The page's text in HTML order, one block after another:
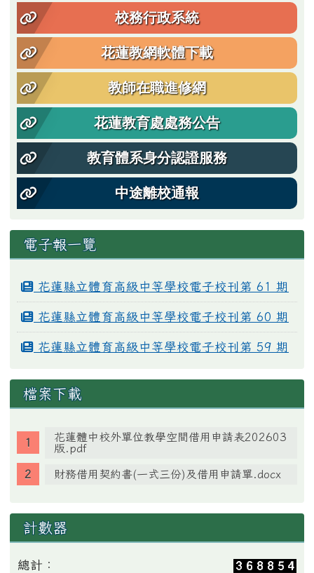
校務行政系統
花蓮教網軟體下載
教師在職進修網
花蓮教育處處務公告
教育體系身分認證服務
中途離校通報
電子報一覽
花蓮縣立體育高級中等學校電子校刊第 61 期
花蓮縣立體育高級中等學校電子校刊第 60 期
花蓮縣立體育高級中等學校電子校刊第 59 期
檔案下載
花蓮體中校外單位教學空間借用申請表202603
版.pdf
財務借用契約書(一式三份)及借用申請單.docx
計數器
總計：